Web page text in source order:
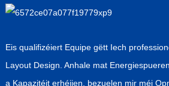
Eis qualifizéiert Equipe gëtt Iech
Layout Design. Anhale mat
a Kapazitéit erhéijen, bezuelen mir méi